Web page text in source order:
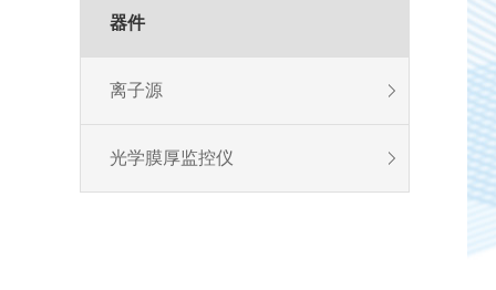
器件
离子源
光学膜厚监控仪